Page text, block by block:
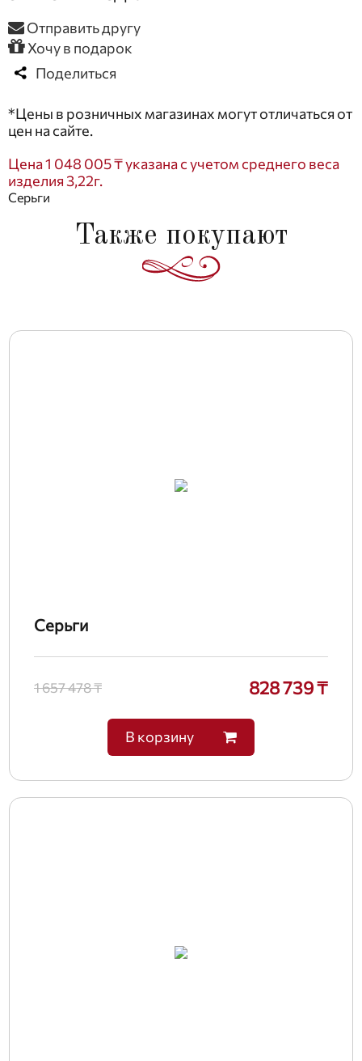
Отправить другу
Хочу в подарок
Поделиться
*Цены в розничных магазинах могут отличаться от
цен на сайте.
Цена 1 048 005 ₸ указана с учетом среднего веса
изделия 3,22г.
Серьги
Также покупают
Серьги
1 657 478 ₸ 828 739 ₸
В корзину